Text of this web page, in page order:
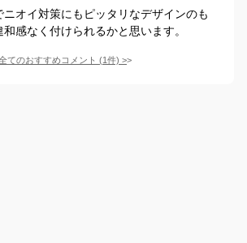
オイ対策にもピッタリなデザインのも
感なく付けられるかと思います。
てのおすすめコメント (1件) >